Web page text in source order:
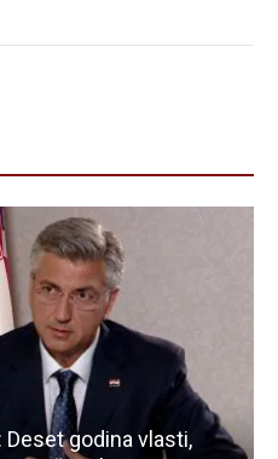
godina vlasti,